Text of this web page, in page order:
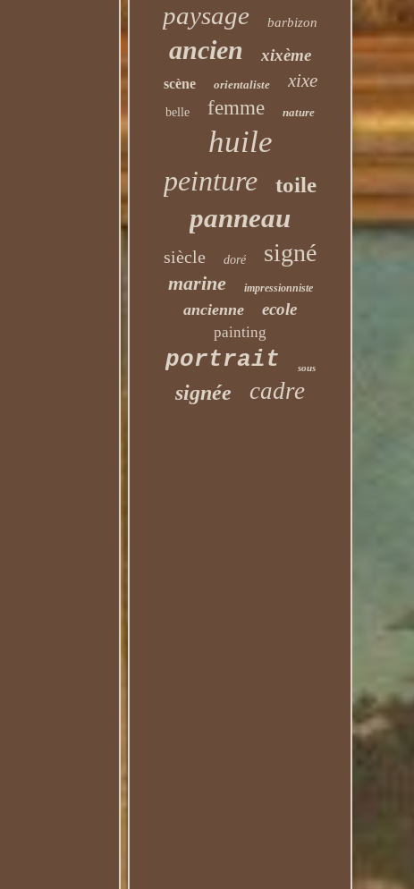
paysage barbizon
ancien xixème
scène orientaliste xixe
belle femme nature
huile
peinture toile
panneau
siècle doré signé
marine impressionniste
ancienne ecole
painting
portrait sous
signée cadre